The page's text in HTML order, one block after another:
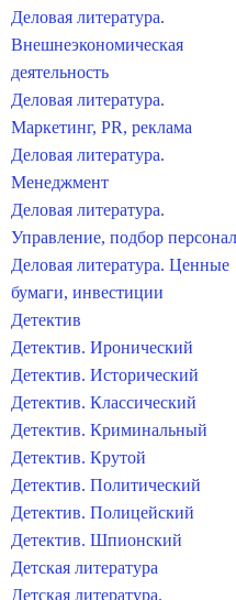
Деловая литература.
Внешнеэкономическая
деятельность
Деловая литература.
Маркетинг, PR, реклама
Деловая литература.
Менеджмент
Деловая литература.
Управление, подбор
Деловая литература. Ценные
бумаги, инвестиции
Детектив
Детектив. Иронический
Детектив. Исторический
Детектив. Классический
Детектив. Криминальный
Детектив. Крутой
Детектив. Политический
Детектив. Полицейский
Детектив. Шпионский
Детская литература
Детская литература.